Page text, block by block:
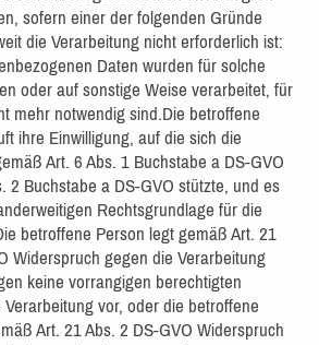
sofern einer der folgenden Gründe
die Verarbeitung nicht erforderlich ist:
Daten wurden für solche
oder auf sonstige Weise verarbeitet, für
mehr notwendig sind.Die betroffene
ihre Einwilligung, auf die sich die
Art. 6 Abs. 1 Buchstabe a DS-GVO
2 Buchstabe a DS-GVO stützte, und es
Rechtsgrundlage für die
betroffene Person legt gemäß Art. 21
Widerspruch gegen die Verarbeitung
keine vorrangigen berechtigten
vor, oder die betroffene
Art. 21 Abs. 2 DS-GVO Widerspruch